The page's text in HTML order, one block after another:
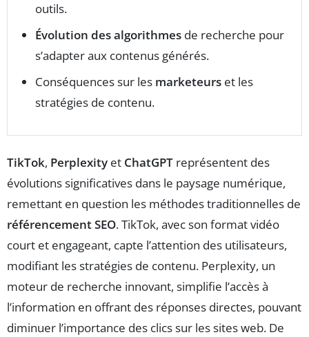
outils.
Évolution des algorithmes de recherche pour
s’adapter aux contenus générés.
Conséquences sur les marketeurs et les
stratégies de contenu.
TikTok, Perplexity et ChatGPT représentent des
évolutions significatives dans le paysage numérique,
remettant en question les méthodes traditionnelles de
référencement SEO. TikTok, avec son format vidéo
court et engageant, capte l’attention des utilisateurs,
modifiant les stratégies de contenu. Perplexity, un
moteur de recherche innovant, simplifie l’accès à
l’information en offrant des réponses directes, pouvant
diminuer l’importance des clics sur les sites web. De